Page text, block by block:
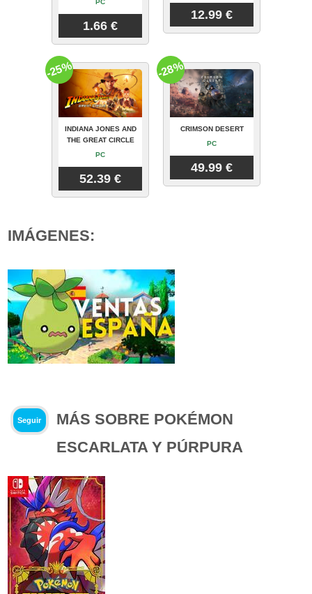
PC
1.66 €
12.99 €
INDIANA JONES AND
THE GREAT CIRCLE
PC
52.39 €
-25%
CRIMSON DESERT
PC
49.99 €
-28%
IMÁGENES:
Seguir
MÁS SOBRE POKÉMON
ESCARLATA Y PÚRPURA